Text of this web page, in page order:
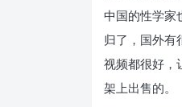
中国的性学家
归了，国外有
视频都很好，
架上出售的。